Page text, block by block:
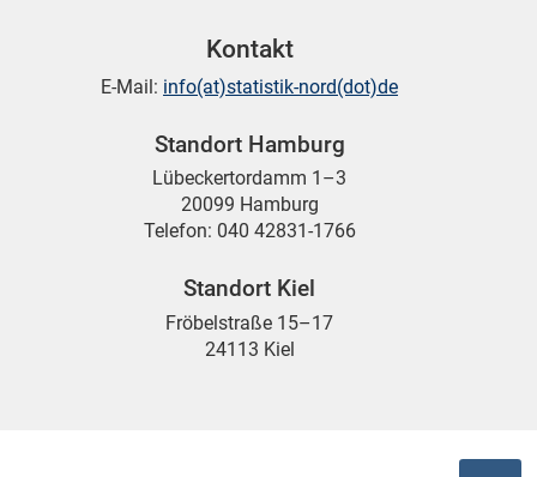
Kontakt
E-Mail: info(at)statistik-nord(dot)de
Standort Hamburg
Lübeckertordamm 1–3
20099 Hamburg
Telefon: 040 42831-1766
Standort Kiel
Fröbelstraße 15–17
24113 Kiel